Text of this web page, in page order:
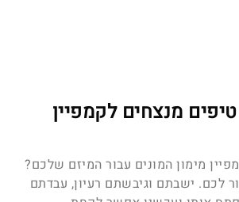
מנצחים לקמפיין
מימון המונים עבור המיזם שלכם?
לכם. ישבתם וגיבשתם רעיון, עבדתם